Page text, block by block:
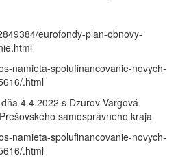
eurofondy-plan-obnovy-
namieta-spolufinancovanie-novych-
.html
4.4.2022 s Dzurov Vargová
samosprávneho kraja
namieta-spolufinancovanie-novych-
.html